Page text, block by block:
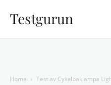
Testgurun
Home Test av Cykelbaklampa